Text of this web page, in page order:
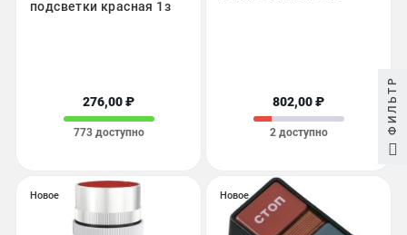
подсветки красная 1з
276,00 ₽
773 доступно
802,00 ₽
2 доступно
Новое Новое
ФИЛЬТР